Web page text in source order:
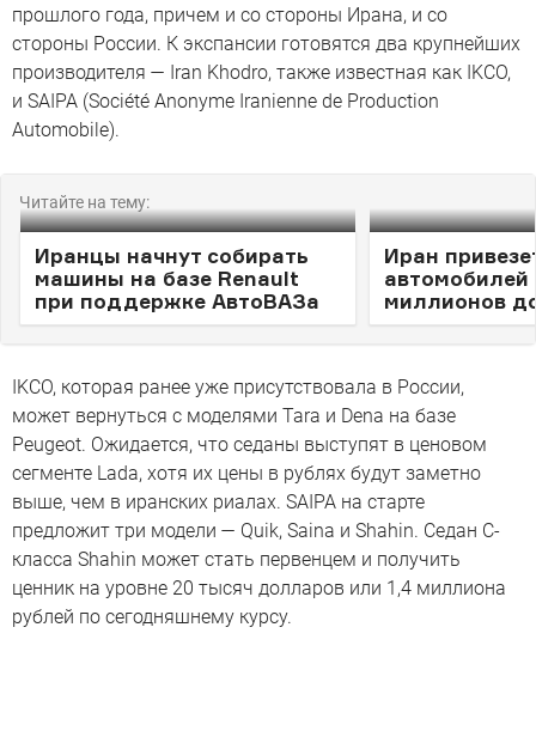
прошлого года, причем и со стороны Ирана, и со
стороны России. К экспансии готовятся два крупнейших
производителя — Iran Khodro, также известная как IKCO,
и SAIPA (Société Anonyme Iranienne de Production
Automobile).
Читайте на тему:
Иранцы начнут собирать
машины на базе Renault
при поддержке АвтоВАЗа
Иран
автомобилей
миллионов
IKCO, которая ранее уже присутствовала в России,
может вернуться с моделями Tara и Dena на базе
Peugeot. Ожидается, что седаны выступят в ценовом
сегменте Lada, хотя их цены в рублях будут заметно
выше, чем в иранских риалах. SAIPA на старте
предложит три модели — Quik, Saina и Shahin. Седан С-
класса Shahin может стать первенцем и получить
ценник на уровне 20 тысяч долларов или 1,4 миллиона
рублей по сегодняшнему курсу.